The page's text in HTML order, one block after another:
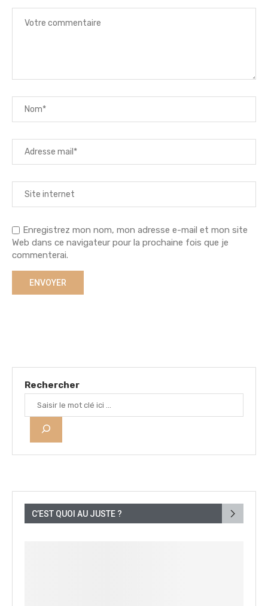
Enregistrez mon nom, mon adresse e-mail et mon site
Web dans ce navigateur pour la prochaine fois que je
commenterai.
Rechercher
C’EST QUOI AU JUSTE ?